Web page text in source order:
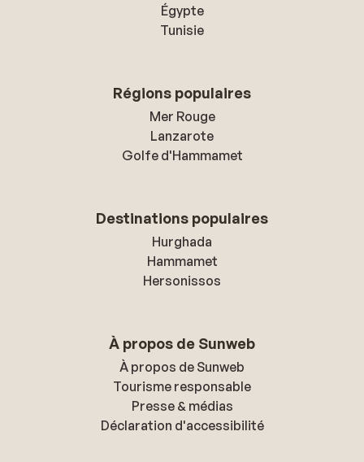
Égypte
Tunisie
Régions populaires
Mer Rouge
Lanzarote
Golfe d'Hammamet
Destinations populaires
Hurghada
Hammamet
Hersonissos
À propos de Sunweb
À propos de Sunweb
Tourisme responsable
Presse & médias
Déclaration d'accessibilité